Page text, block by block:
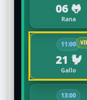
06 🐸
Rana
11:00
21 🐓
Gallo
13:00